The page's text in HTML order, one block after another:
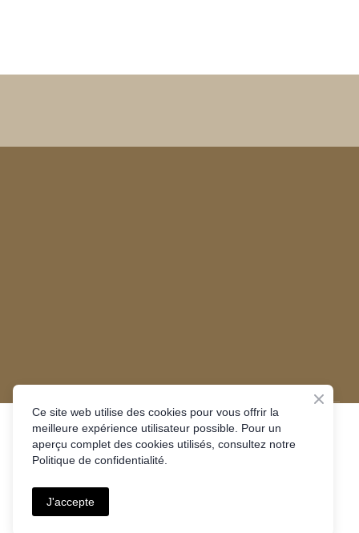
Mentions légales
Politique de confidentialité
©LMS DESIGN
Ce site web utilise des cookies pour vous offrir la
meilleure expérience utilisateur possible. Pour un
aperçu complet des cookies utilisés, consultez notre
Politique de confidentialité.
J'accepte